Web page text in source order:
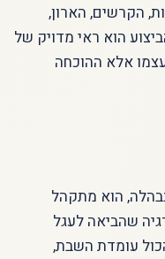
הקרשים, הארון,
הוא ראי מדויק של
עצמו אלא ההוכחה
הוא מתקהל
שהביאה לעגל
עומדת השבת,